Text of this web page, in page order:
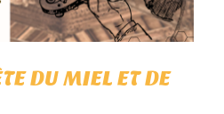
DU MIEL ET DE